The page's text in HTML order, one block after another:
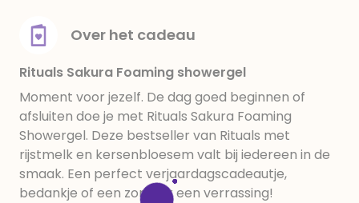
Over het cadeau
Rituals Sakura Foaming showergel
Moment voor jezelf. De dag goed beginnen of
afsluiten doe je met Rituals Sakura Foaming
Showergel. Deze bestseller van Rituals met
rijstmelk en kersenbloesem valt bij iedereen in de
smaak. Een perfect verjaardagscadeautje,
bedankje of een zomaar een verrassing!